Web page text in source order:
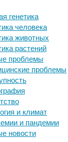
генетика
человека
животных
растений
проблемы
проблемы
и климат
и пандемии
новости